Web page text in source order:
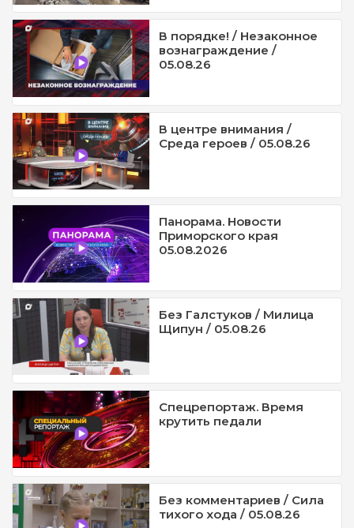
В порядке! / Незаконное
вознаграждение /
05.08.26
В центре внимания /
Среда героев / 05.08.26
Панорама. Новости
Приморского края
05.08.2026
Без Галстуков / Милица
Щипун / 05.08.26
Спецрепортаж. Время
крутить педали
Без комментариев / Сила
тихого хода / 05.08.26